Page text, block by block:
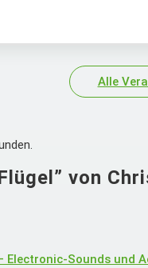
Alle
von
Electronic-Sounds und